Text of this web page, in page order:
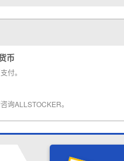
币
付。
询ALLSTOCKER。